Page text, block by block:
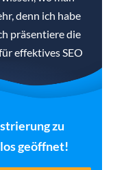
denn ich habe
präsentiere die
effektives SEO
zu
geöffnet!